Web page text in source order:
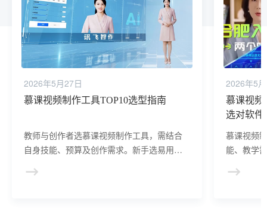
2026年5月27日
慕课视频制作工具TOP10选型指南
教师与创作者选慕课视频制作工具，需结合
自身技能、预算及创作需求。新手选易用软
台，以实现高效优质创作。
2026年5
慕课视频
选对软件
慕课视频
能、教学
制作则选